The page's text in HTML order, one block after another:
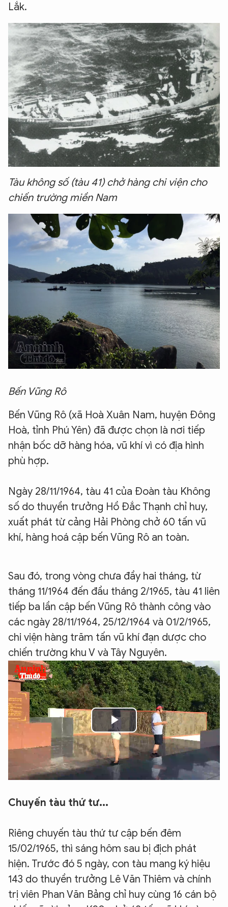
Lắk.
Tàu không số (tàu 41) chở hàng chi viện cho
chiến trường miền Nam
Bến Vũng Rô
Bến Vũng Rô (xã Hoà Xuân Nam, huyện Đông
Hoà, tỉnh Phú Yên) đã được chọn là nơi tiếp
nhận bốc dỡ hàng hóa, vũ khí vì có địa hình
phù hợp.
Ngày 28/11/1964, tàu 41 của Đoàn tàu Không
số do thuyền trưởng Hồ Đắc Thạnh chỉ huy,
xuất phát từ cảng Hải Phòng chở 60 tấn vũ
khí, hàng hoá cập bến Vũng Rô an toàn.
Sau đó, trong vòng chưa đầy hai tháng, từ
tháng 11/1964 đến đầu tháng 2/1965, tàu 41 liên
tiếp ba lần cập bến Vũng Rô thành công vào
các ngày 28/11/1964, 25/12/1964 và 01/2/1965,
chi viện hàng trăm tấn vũ khí đạn dược cho
chiến trường khu V và Tây Nguyên.
Play
Video
Chuyến tàu thứ tư...
Riêng chuyến tàu thứ tư cập bến đêm
15/02/1965, thì sáng hôm sau bị địch phát
hiện. Trước đó 5 ngày, con tàu mang ký hiệu
143 do thuyền trưởng Lê Văn Thiêm và chính
trị viên Phan Văn Bảng chỉ huy cùng 16 cán bộ